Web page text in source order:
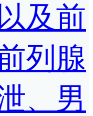
及前
列腺
、男